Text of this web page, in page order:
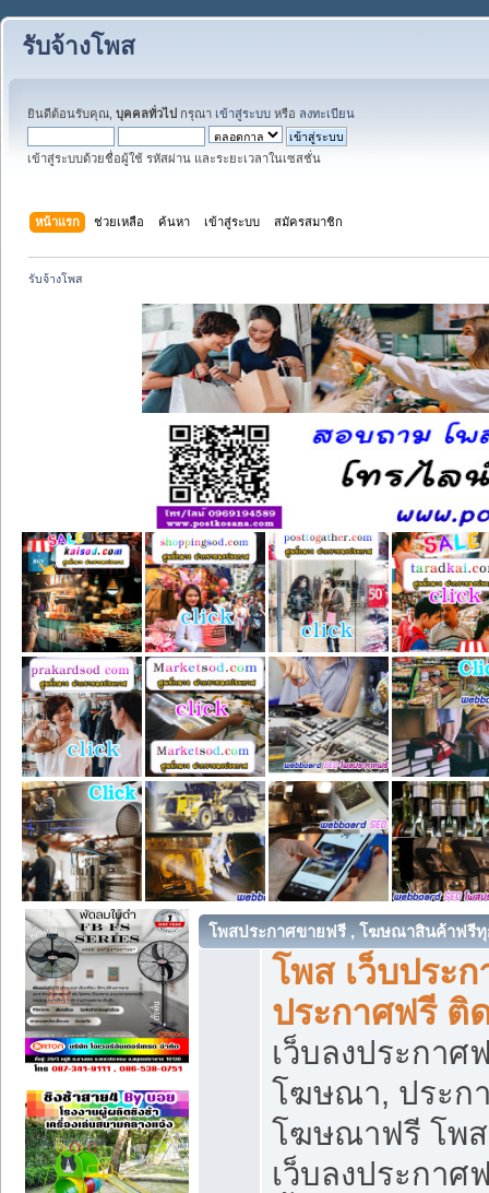
รับจ้างโพส
ยินดีต้อนรับคุณ, บุคคลทั่วไป กรุณา เข้าสู่ระบบ หรือ ลงทะเบียน
เข้าสู่ระบบด้วยชื่อผู้ใช้ รหัสผ่าน และระยะเวลาในเซสชั่น
หน้าแรก ช่วยเหลือ ค้นหา เข้าสู่ระบบ สมัครสมาชิก
รับจ้างโพส
โพสประกาศขายฟรี , โฆษณาสินค้าฟรี
โพส เว็บประก
ประกาศฟรี ติ
เว็บลงประกา
โฆษณา, ประก
โฆษณาฟรี โพส
เว็บลงประกา